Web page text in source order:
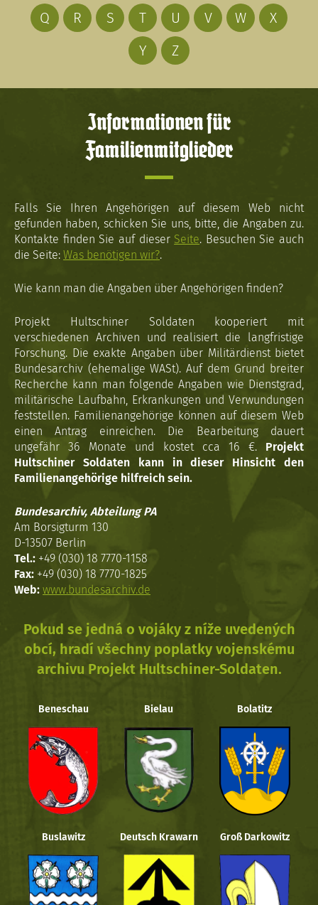
Q
R S T U V W
X
Y
Z
Informationen für
Familienmitglieder
Falls Sie Ihren Angehörigen auf diesem Web nicht
gefunden haben, schicken Sie uns, bitte, die Angaben zu.
Kontakte finden Sie auf dieser Seite. Besuchen Sie auch
die Seite: Was benötigen wir?.
Wie kann man die Angaben über Angehörigen finden?
Projekt Hultschiner Soldaten kooperiert mit
verschiedenen Archiven und realisiert die langfristige
Forschung. Die exakte Angaben über Militärdienst bietet
Bundesarchiv (ehemalige WASt). Auf dem Grund breiter
Recherche kann man folgende Angaben wie Dienstgrad,
militärische Laufbahn, Erkrankungen und Verwundungen
feststellen. Familienangehörige können auf diesem Web
einen Antrag einreichen. Die Bearbeitung dauert
ungefähr 36 Monate und kostet cca 16 €. Projekt
Hultschiner Soldaten kann in dieser Hinsicht den
Familienangehörige hilfreich sein.
Bundesarchiv, Abteilung PA
Am Borsigturm 130
D-13507 Berlin
Tel.: +49 (030) 18 7770-1158
Fax: +49 (030) 18 7770-1825
Web: www.bundesarchiv.de
Pokud se jedná o vojáky z níže uvedených
obcí, hradí všechny poplatky vojenskému
archivu Projekt Hultschiner-Soldaten.
Beneschau Bielau Bolatitz
Buslawitz Deutsch Krawarn Groß Darkowitz